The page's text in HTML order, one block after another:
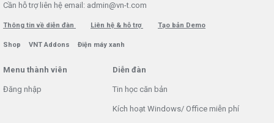
Cần hỗ trợ liên hệ email: admin@vn-t.com
Thông tin về diễn đàn Liên hệ & hỗ trợ Tạo bản Demo
Shop VNT Addons Điện máy xanh
Menu thành viên
Đăng nhập
Diễn đàn
Tin học căn bản
Kích hoạt Windows/ Office miễn phí